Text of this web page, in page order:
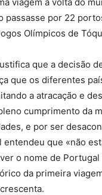
passasse por 22
Olímpicos de
que a decisão
que os diferentes
a atracação e
cumprimento da
e por ser
que «não
o nome de
da primeira